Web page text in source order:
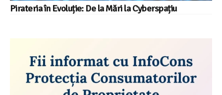
Pirateria în Evoluție: De la Mări la Cyberspațiu